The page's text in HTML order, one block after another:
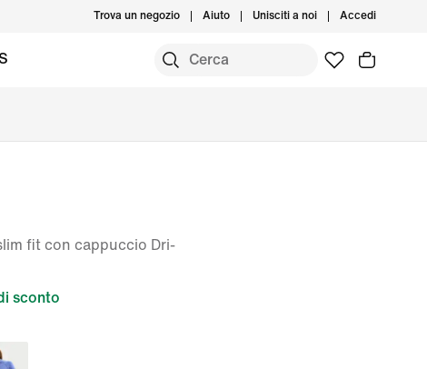
Trova un negozio Aiuto Unisciti a noi Accedi
fit con cappuccio Dri-
sconto